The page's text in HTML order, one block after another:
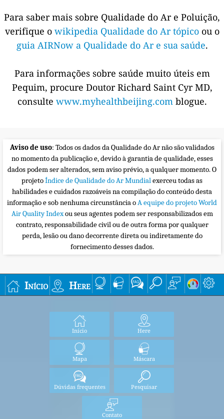
Para saber mais sobre Qualidade do Ar e Poluição,
verifique o wikipedia Qualidade do Ar tópico ou o
guia AIRNow a Qualidade do Ar e sua saúde.
Para informações sobre saúde muito úteis em
Pequim, procure Doutor Richard Saint Cyr MD,
consulte www.myhealthbeijing.com blogue.
Aviso de uso: Todos os dados da Qualidade do Ar não são validados
no momento da publicação e, devido à garantia de qualidade, esses
dados podem ser alterados, sem aviso prévio, a qualquer momento. O
projetoÍndice de Qualidade do Ar Mundialexerceu todas as
habilidades e cuidados razoáveis na compilação do conteúdo desta
informação e sob nenhuma circunstância oA equipe do projeto World
Air Quality Indexou seus agentes podem ser responsabilizados em
contrato, responsabilidade civil ou de outra forma por qualquer
perda, lesão ou dano decorrente direta ou indiretamente do
fornecimento desses dados.
Início Here
Início Here
Mapa Máscara
Dúvidas frequentes Pesquisar
Contato